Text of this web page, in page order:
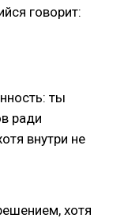
говорит:
ты
ради
внутри не
хотя